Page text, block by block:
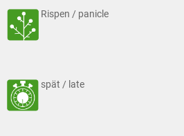
Rispen / panicle
spät / late